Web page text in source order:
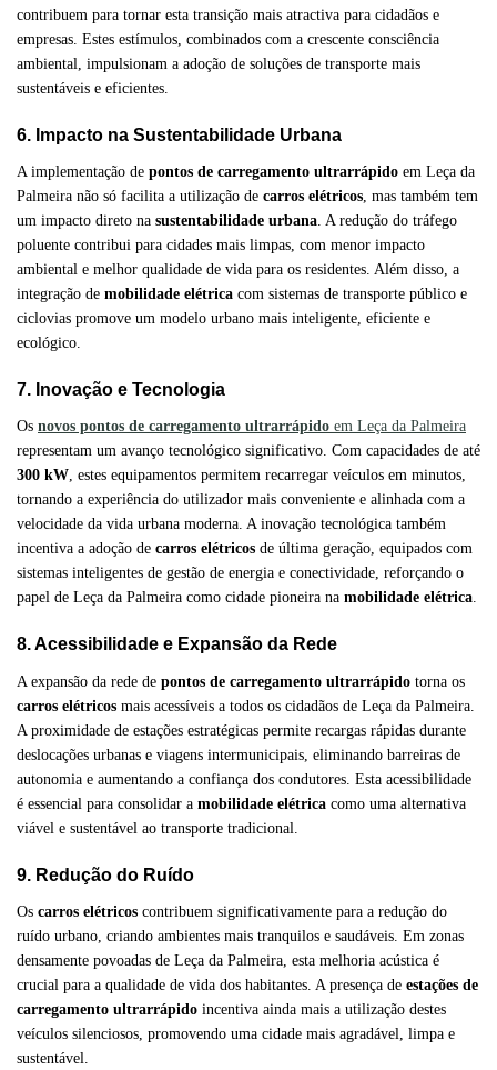
contribuem para tornar esta transição mais atractiva para cidadãos e
empresas. Estes estímulos, combinados com a crescente consciência
ambiental, impulsionam a adoção de soluções de transporte mais
sustentáveis e eficientes.
6. Impacto na Sustentabilidade Urbana
A implementação de pontos de carregamento ultrarrápido em Leça da
Palmeira não só facilita a utilização de carros elétricos, mas também tem
um impacto direto na sustentabilidade urbana. A redução do tráfego
poluente contribui para cidades mais limpas, com menor impacto
ambiental e melhor qualidade de vida para os residentes. Além disso, a
integração de mobilidade elétrica com sistemas de transporte público e
ciclovias promove um modelo urbano mais inteligente, eficiente e
ecológico.
7. Inovação e Tecnologia
Os novos pontos de carregamento ultrarrápido em Leça da Palmeira
representam um avanço tecnológico significativo. Com capacidades de até
300 kW, estes equipamentos permitem recarregar veículos em minutos,
tornando a experiência do utilizador mais conveniente e alinhada com a
velocidade da vida urbana moderna. A inovação tecnológica também
incentiva a adoção de carros elétricos de última geração, equipados com
sistemas inteligentes de gestão de energia e conectividade, reforçando o
papel de Leça da Palmeira como cidade pioneira na mobilidade elétrica.
8. Acessibilidade e Expansão da Rede
A expansão da rede de pontos de carregamento ultrarrápido torna os
carros elétricos mais acessíveis a todos os cidadãos de Leça da Palmeira.
A proximidade de estações estratégicas permite recargas rápidas durante
deslocações urbanas e viagens intermunicipais, eliminando barreiras de
autonomia e aumentando a confiança dos condutores. Esta acessibilidade
é essencial para consolidar a mobilidade elétrica como uma alternativa
viável e sustentável ao transporte tradicional.
9. Redução do Ruído
Os carros elétricos contribuem significativamente para a redução do
ruído urbano, criando ambientes mais tranquilos e saudáveis. Em zonas
densamente povoadas de Leça da Palmeira, esta melhoria acústica é
crucial para a qualidade de vida dos habitantes. A presença de estações de
carregamento ultrarrápido incentiva ainda mais a utilização destes
veículos silenciosos, promovendo uma cidade mais agradável, limpa e
sustentável.